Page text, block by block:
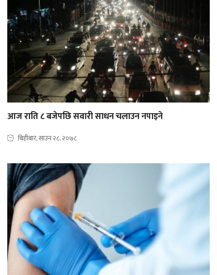
आज राति ८ बजेपछि सवारी साधन चलाउन नपाइने
बिहीबार, साउन २८, २०७८